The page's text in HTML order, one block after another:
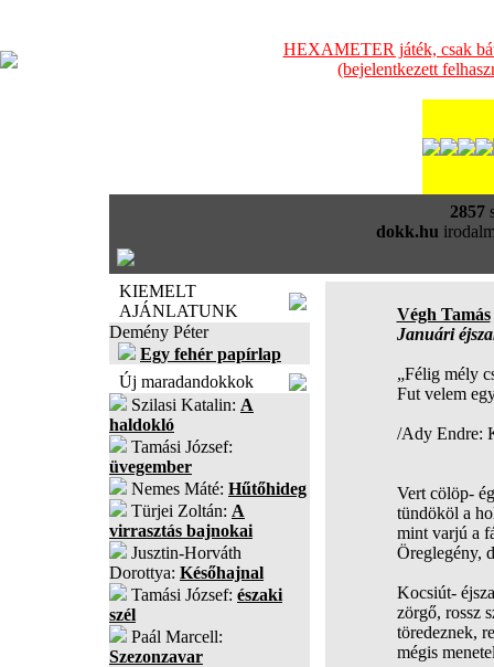
HEXAMETER játék, csak
(bejelentkezett
2857
dokk.hu
KIEMELT
AJÁNLATUNK
Demény Péter
Egy fehér papírlap
Új maradandokkok
Szilasi Katalin: A
haldokló
Tamási József:
üvegember
Nemes Máté: Hűtőhideg
Türjei Zoltán: A
virrasztás bajnokai
Jusztin-Horváth
Dorottya: Későhajnal
Tamási József: északi
szél
Paál Marcell:
Szezonzavar
Végh Tamás
Januári
„Félig mély
Fut velem
/Ady Endre:
Vert cölöp-
tündököl a
mint varjú a
Öreglegény,
Kocsiút-
zörgő, rossz
töredeznek,
mégis